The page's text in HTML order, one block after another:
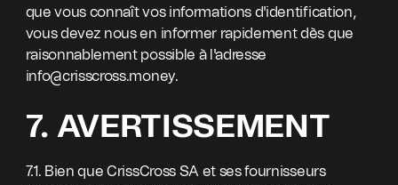
que vous connaît vos informations d'identification,
vous devez nous en informer rapidement dès que
raisonnablement possible à l'adresse
info@crisscross.money.
7. AVERTISSEMENT
7.1. Bien que CrissCross SA et ses fournisseurs